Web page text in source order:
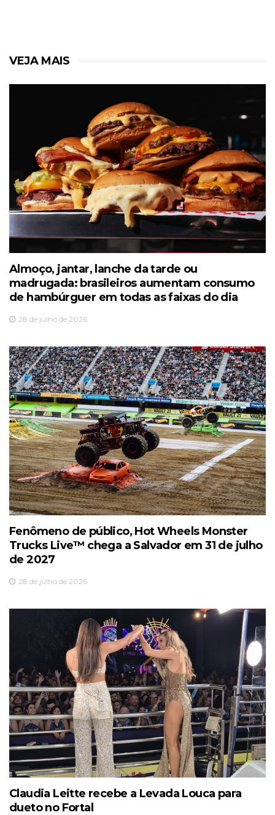
VEJA MAIS
Almoço, jantar, lanche da tarde ou
madrugada: brasileiros aumentam consumo
de hambúrguer em todas as faixas do dia
28 de julho de 2026
Fenômeno de público, Hot Wheels Monster
Trucks Live™️ chega a Salvador em 31 de julho
de 2027
28 de julho de 2026
Claudia Leitte recebe a Levada Louca para
dueto no Fortal